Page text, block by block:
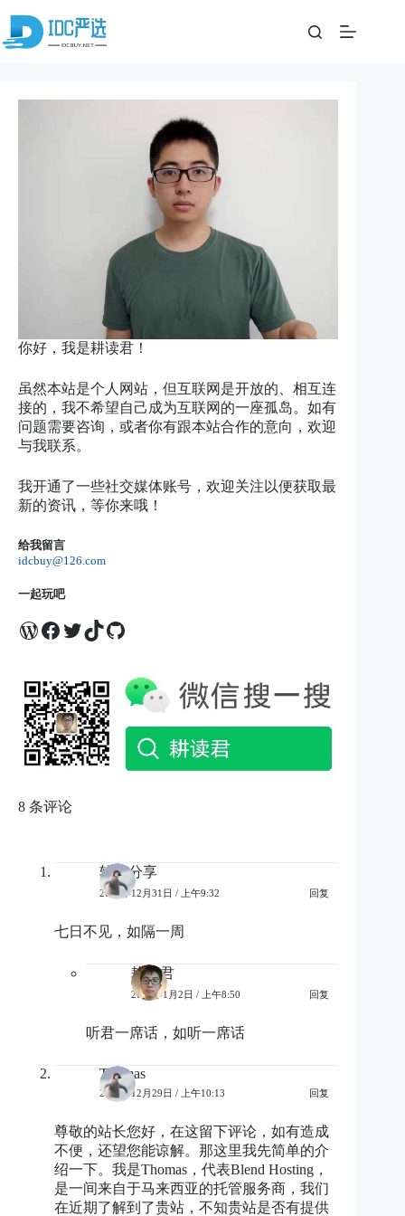
内
你好，我是耕读君！
虽然本站是个人网站，但互联网是开放的、相互连
接的，我不希望自己成为互联网的一座孤岛。如有
问题需要咨询，或者你有跟本站合作的意向，欢迎
与我联系。
我开通了一些社交媒体账号，欢迎关注以便获取最
新的资讯，等你来哦！
给我留言
idcbuy@126.com
一起玩吧
WordPress Facebook Twitter TikTok GitHub
8 条评论
软件分享
2024年12月31日 / 上午9:32 回复
七日不见，如隔一周
耕读君
2025年1月2日 / 上午8:50 回复
听君一席话，如听一席话
Thomas
2023年12月29日 / 上午10:13 回复
尊敬的站长您好，在这留下评论，如有造成
不便，还望您能谅解。那这里我先简单的介
绍一下。我是Thomas，代表Blend Hosting，
是一间来自于马来西亚的托管服务商，我们
在近期了解到了贵站，不知贵站是否有提供